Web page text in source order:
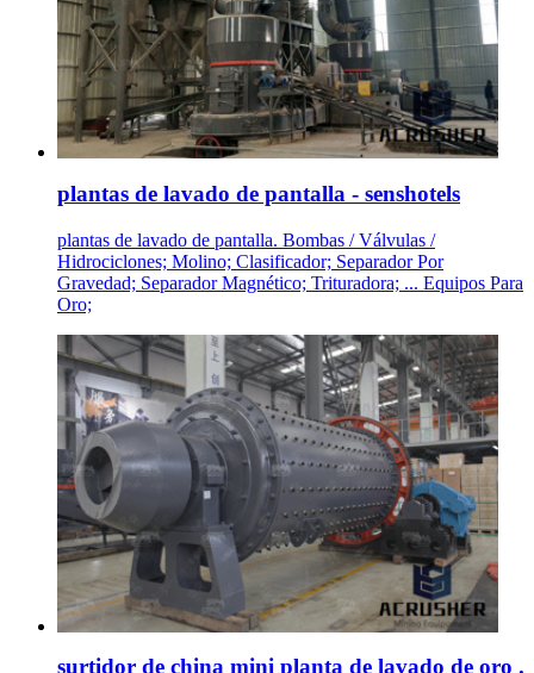
plantas de lavado de pantalla - senshotels
plantas de lavado de pantalla. Bombas / Válvulas /
Hidrociclones; Molino; Clasificador; Separador Por
Gravedad; Separador Magnético; Trituradora; ... Equipos Para
Oro;
surtidor de china mini planta de lavado de oro .